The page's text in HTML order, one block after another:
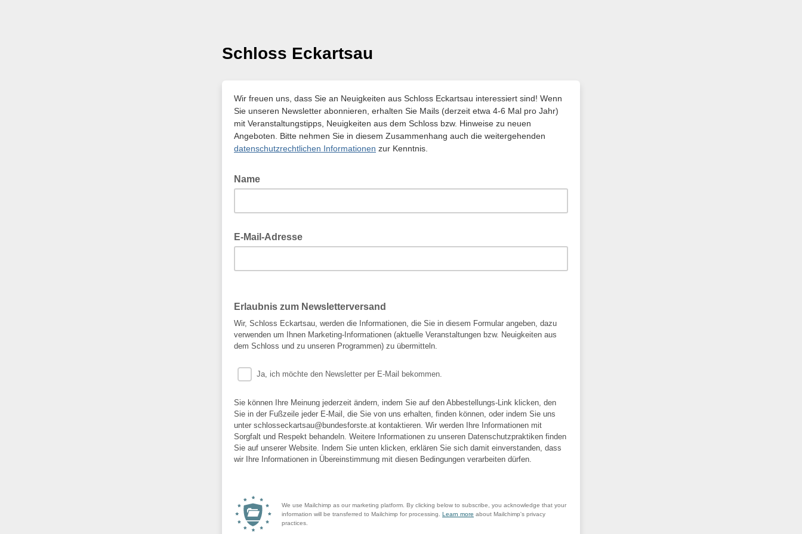
Schloss Eckartsau
Wir freuen uns, dass Sie an Neuigkeiten aus Schloss Eckartsau interessiert sind! Wenn
Sie unseren Newsletter abonnieren, erhalten Sie Mails (derzeit etwa 4-6 Mal pro Jahr)
mit Veranstaltungstipps, Neuigkeiten aus dem Schloss bzw. Hinweise zu neuen
Angeboten. Bitte nehmen Sie in diesem Zusammenhang auch die weitergehenden
datenschutzrechtlichen Informationen zur Kenntnis.
Name
E-Mail-Adresse
Erlaubnis zum Newsletterversand
Wir, Schloss Eckartsau, werden die Informationen, die Sie in diesem Formular angeben, dazu
verwenden um Ihnen Marketing-Informationen (aktuelle Veranstaltungen bzw. Neuigkeiten aus
dem Schloss und zu unseren Programmen) zu übermitteln.
Ja, ich möchte den Newsletter per E-Mail bekommen.
Sie können Ihre Meinung jederzeit ändern, indem Sie auf den Abbestellungs-Link klicken, den
Sie in der Fußzeile jeder E-Mail, die Sie von uns erhalten, finden können, oder indem Sie uns
unter schlosseckartsau@bundesforste.at kontaktieren. Wir werden Ihre Informationen mit
Sorgfalt und Respekt behandeln. Weitere Informationen zu unseren Datenschutzpraktiken finden
Sie auf unserer Website. Indem Sie unten klicken, erklären Sie sich damit einverstanden, dass
wir Ihre Informationen in Übereinstimmung mit diesen Bedingungen verarbeiten dürfen.
We use Mailchimp as our marketing platform. By clicking below to subscribe, you acknowledge that your
information will be transferred to Mailchimp for processing. Learn more about Mailchimp's privacy
practices.